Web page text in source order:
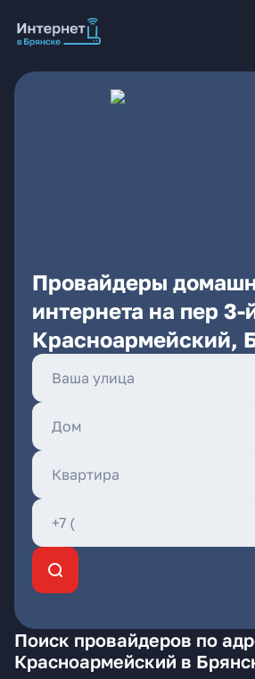
Провайдеры
интернета на пер 3-
Красноармейский,
Поиск провайдеров по
Красноармейский в